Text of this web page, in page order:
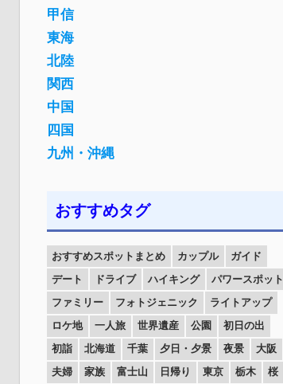
甲信
東海
北陸
関西
中国
四国
九州・沖縄
おすすめタグ
おすすめスポットまとめ カップル
ガイド
デート
ドライブ ハイキング
パワースポット
ファミリー
フォトジェニック
ライトアップ
ロケ地
一人旅 世界遺産 公園
初日の出
初詣
北海道 千葉 夕日・夕景 夜景
大阪
夫婦
家族 富士山 日帰り 東京 栃木
桜